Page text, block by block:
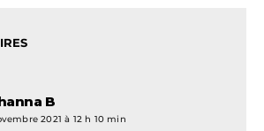
Bdit :
2021 à 12 h 10 min